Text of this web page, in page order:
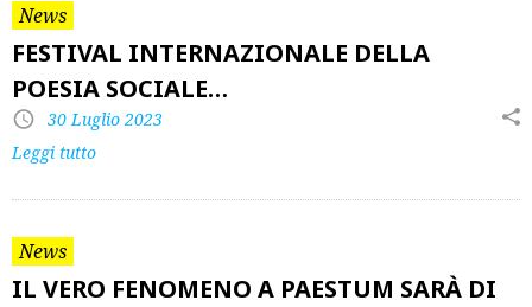
News
FESTIVAL INTERNAZIONALE DELLA
POESIA SOCIALE…
30 Luglio 2023
Leggi tutto
News
IL VERO FENOMENO A PAESTUM SARÀ DI